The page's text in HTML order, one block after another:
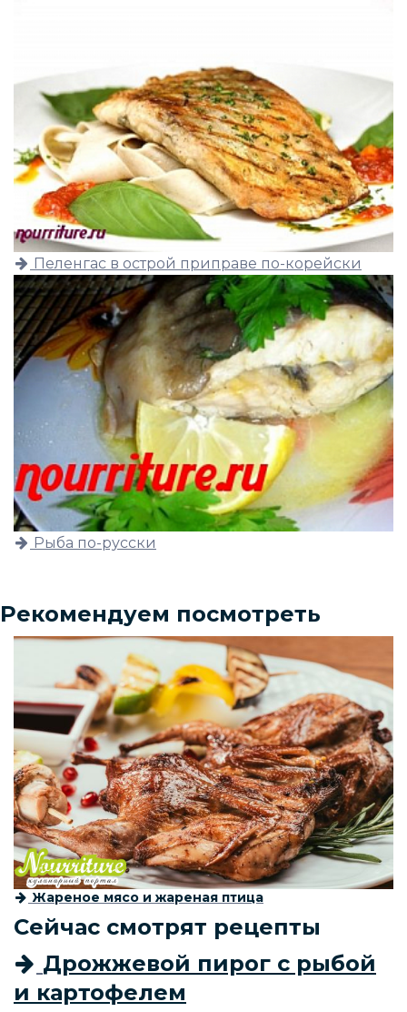
Пеленгас в острой приправе по-корейски
Рыба по-русски
Рекомендуем посмотреть
Жареное мясо и жареная птица
Сейчас смотрят рецепты
Дрожжевой пирог с рыбой
и картофелем